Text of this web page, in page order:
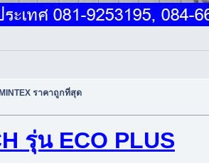
ราคาถูกที่สุด
รุ่น ECO PLUS